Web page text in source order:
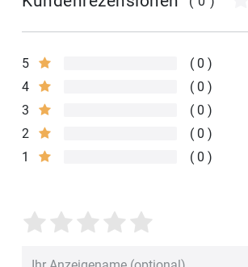
5
0
4
0
3
0
2
0
1
0